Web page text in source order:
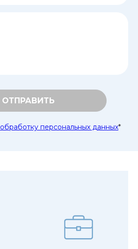
ОТПРАВИТЬ
обработку персональных данных*